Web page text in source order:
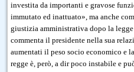
investita da importanti e gravose
immutato ed inattuato», ma anche
giustizia amministrativa dopo la
commenta il presidente nella sua
aumentati il peso socio economico e
regge è, però, a dir poco instabile e